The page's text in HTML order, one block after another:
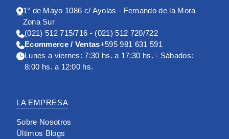
1° de Mayo 1086 c/ Ayolas - Fernando de la Mora
Zona Sur
(021) 512 715/716 - (021) 512 720/722
Ecommerce / Ventas+595 981 631 591
Lunes a viernes: 7:30 hs. a 17:30 hs. - Sábados:
8:00 hs. a 12:00 hs.
LA EMPRESA
Sobre Nosotros
Últimos Blogs